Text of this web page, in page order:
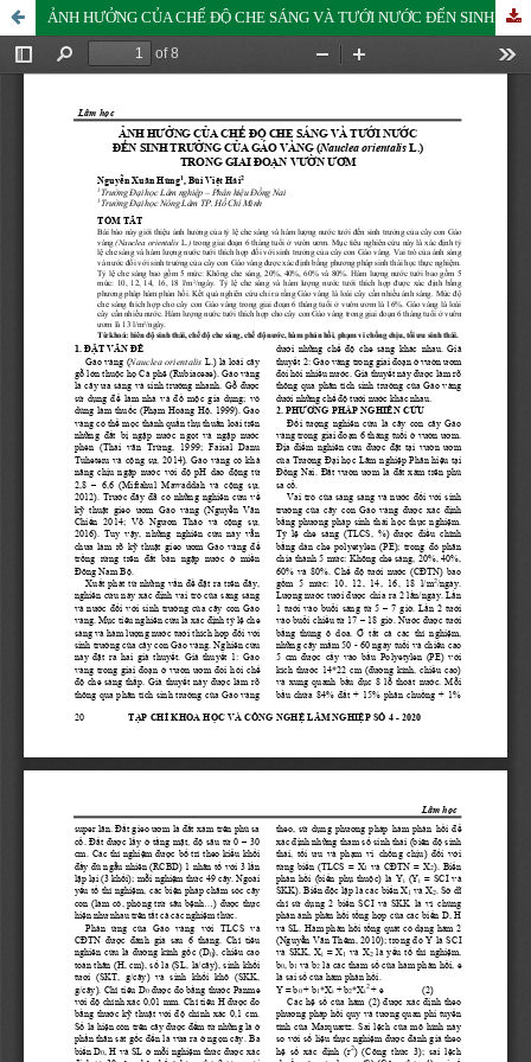
ẢNH HƯỞNG CỦA CHẾ ĐỘ CHE SÁNG VÀ TƯỚI NƯỚC ĐẾN SINH TRƯỞNG CỦA GÁO VÀNG (Nauclea orientalis L.) TRONG GIAI ĐOẠN VƯỜN ƯƠM